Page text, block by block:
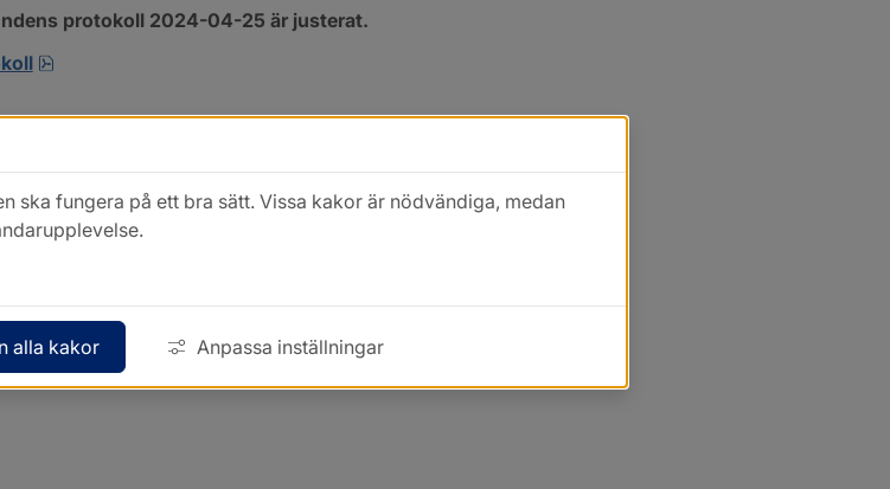
protokoll 2024-04-25 är justerat.
pdf, 222.9 kB, öppnas i nytt fönster.
ska fungera på ett bra sätt. Vissa kakor är nödvändiga, medan
alla kakor Anpassa inställningar